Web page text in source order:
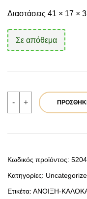
Διαστάσεις 41 × 17 ×
Σε απόθεμα
-
Verde
Γυναικεία
Τσάντα
ποσότητα
+
Κωδικός προϊόντος:
Κατηγορίες:
Ετικέτα: ΑΝΟΙΞΗ-